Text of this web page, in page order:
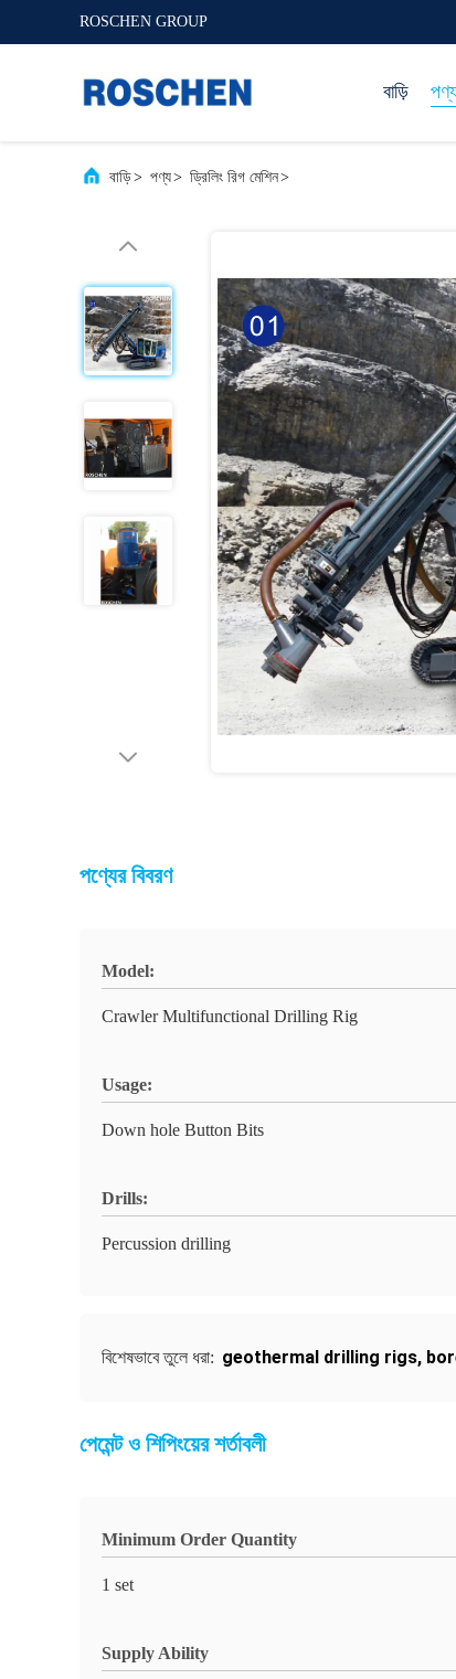
ROSCHEN GROUP
বাড়ি
বাড়ি> পণ্য> ড্রিলিং রিগ মেশিন>
পণ্যের বিবরণ
Model:
Crawler Multifunctional Drilling Rig
Usage:
Down hole Button Bits
Drills:
Percussion drilling
বিশেষভাবে তুলে ধরা: geothermal drilling rigs,
পেমেন্ট ও শিপিংয়ের শর্তাবলী
Minimum Order Quantity
1 set
Supply Ability